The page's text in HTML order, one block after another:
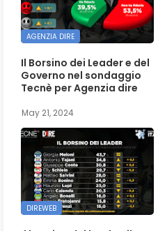
AGENZIA DIRE
Il Borsino dei Leader e del
Governo nel sondaggio
Tecnè per Agenzia dire
May 21, 2024
DIREWEB